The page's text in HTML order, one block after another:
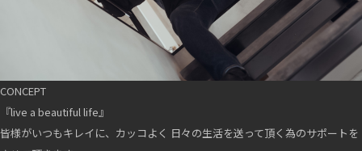
CONCEPT
『live a beautiful life』
皆様がいつもキレイに、カッコよく 日々の生活を送って頂く為のサポートを